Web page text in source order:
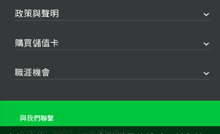
政策與聲明
購買儲值卡
職涯機會
與我們聯繫